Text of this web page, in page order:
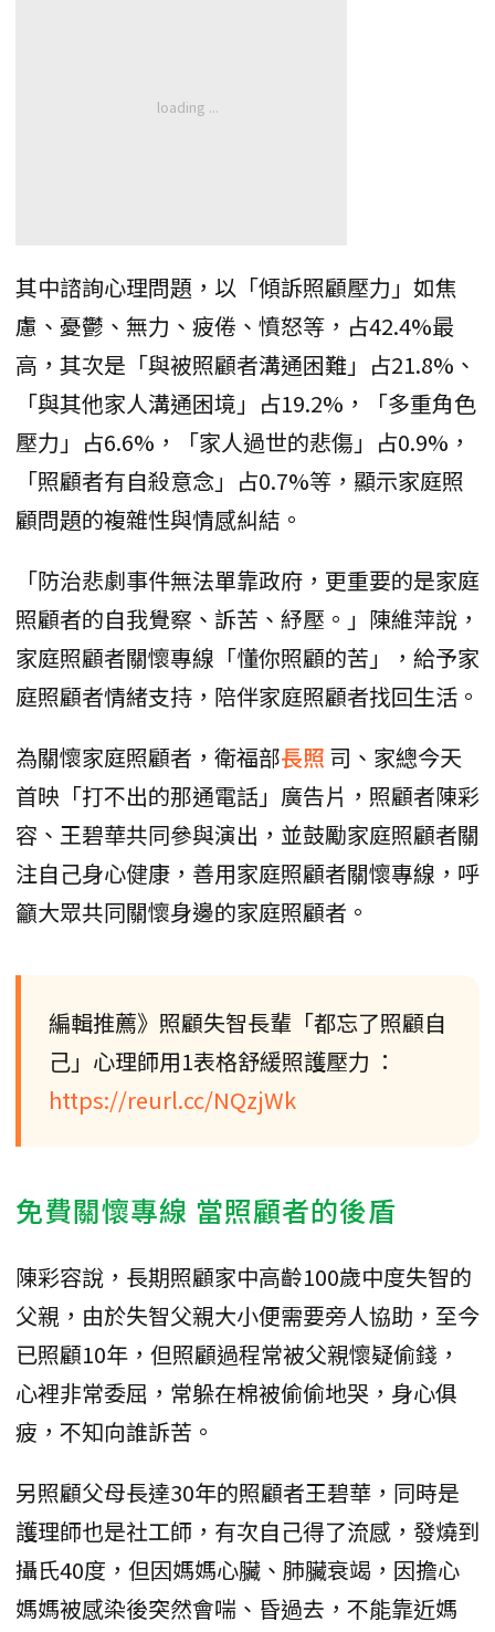
其中諮詢心理問題，以「傾訴照顧壓力」如焦
慮、憂鬱、無力、疲倦、憤怒等，占42.4%最
高，其次是「與被照顧者溝通困難」占21.8%、
「與其他家人溝通困境」占19.2%，「多重角色
壓力」占6.6%，「家人過世的悲傷」占0.9%，
「照顧者有自殺意念」占0.7%等，顯示家庭照
顧問題的複雜性與情感糾結。
「防治悲劇事件無法單靠政府，更重要的是家庭
照顧者的自我覺察、訴苦、紓壓。」陳維萍說，
家庭照顧者關懷專線「懂你照顧的苦」，給予家
庭照顧者情緒支持，陪伴家庭照顧者找回生活。
為關懷家庭照顧者，衛福部長照 司、家總今天
首映「打不出的那通電話」廣告片，照顧者陳彩
容、王碧華共同參與演出，並鼓勵家庭照顧者關
注自己身心健康，善用家庭照顧者關懷專線，呼
籲大眾共同關懷身邊的家庭照顧者。
編輯推薦》照顧失智長輩「都忘了照顧自
己」心理師用1表格舒緩照護壓力 ：
https://reurl.cc/NQzjWk
免費關懷專線 當照顧者的後盾
陳彩容說，長期照顧家中高齡100歲中度失智的
父親，由於失智父親大小便需要旁人協助，至今
已照顧10年，但照顧過程常被父親懷疑偷錢，
心裡非常委屈，常躲在棉被偷偷地哭，身心俱
疲，不知向誰訴苦。
另照顧父母長達30年的照顧者王碧華，同時是
護理師也是社工師，有次自己得了流感，發燒到
攝氏40度，但因媽媽心臟、肺臟衰竭，因擔心
媽媽被感染後突然會喘、昏過去，不能靠近媽